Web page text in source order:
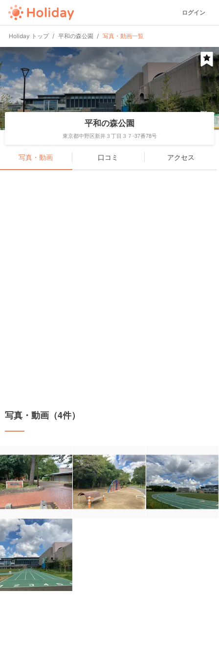
ログイン
Holiday トップ 平和の森公園 写真・動画一覧
平和の森公園
東京都中野区新井３丁目３７-37番78号
写真・動画 口コミ アクセス
写真・動画（4件）